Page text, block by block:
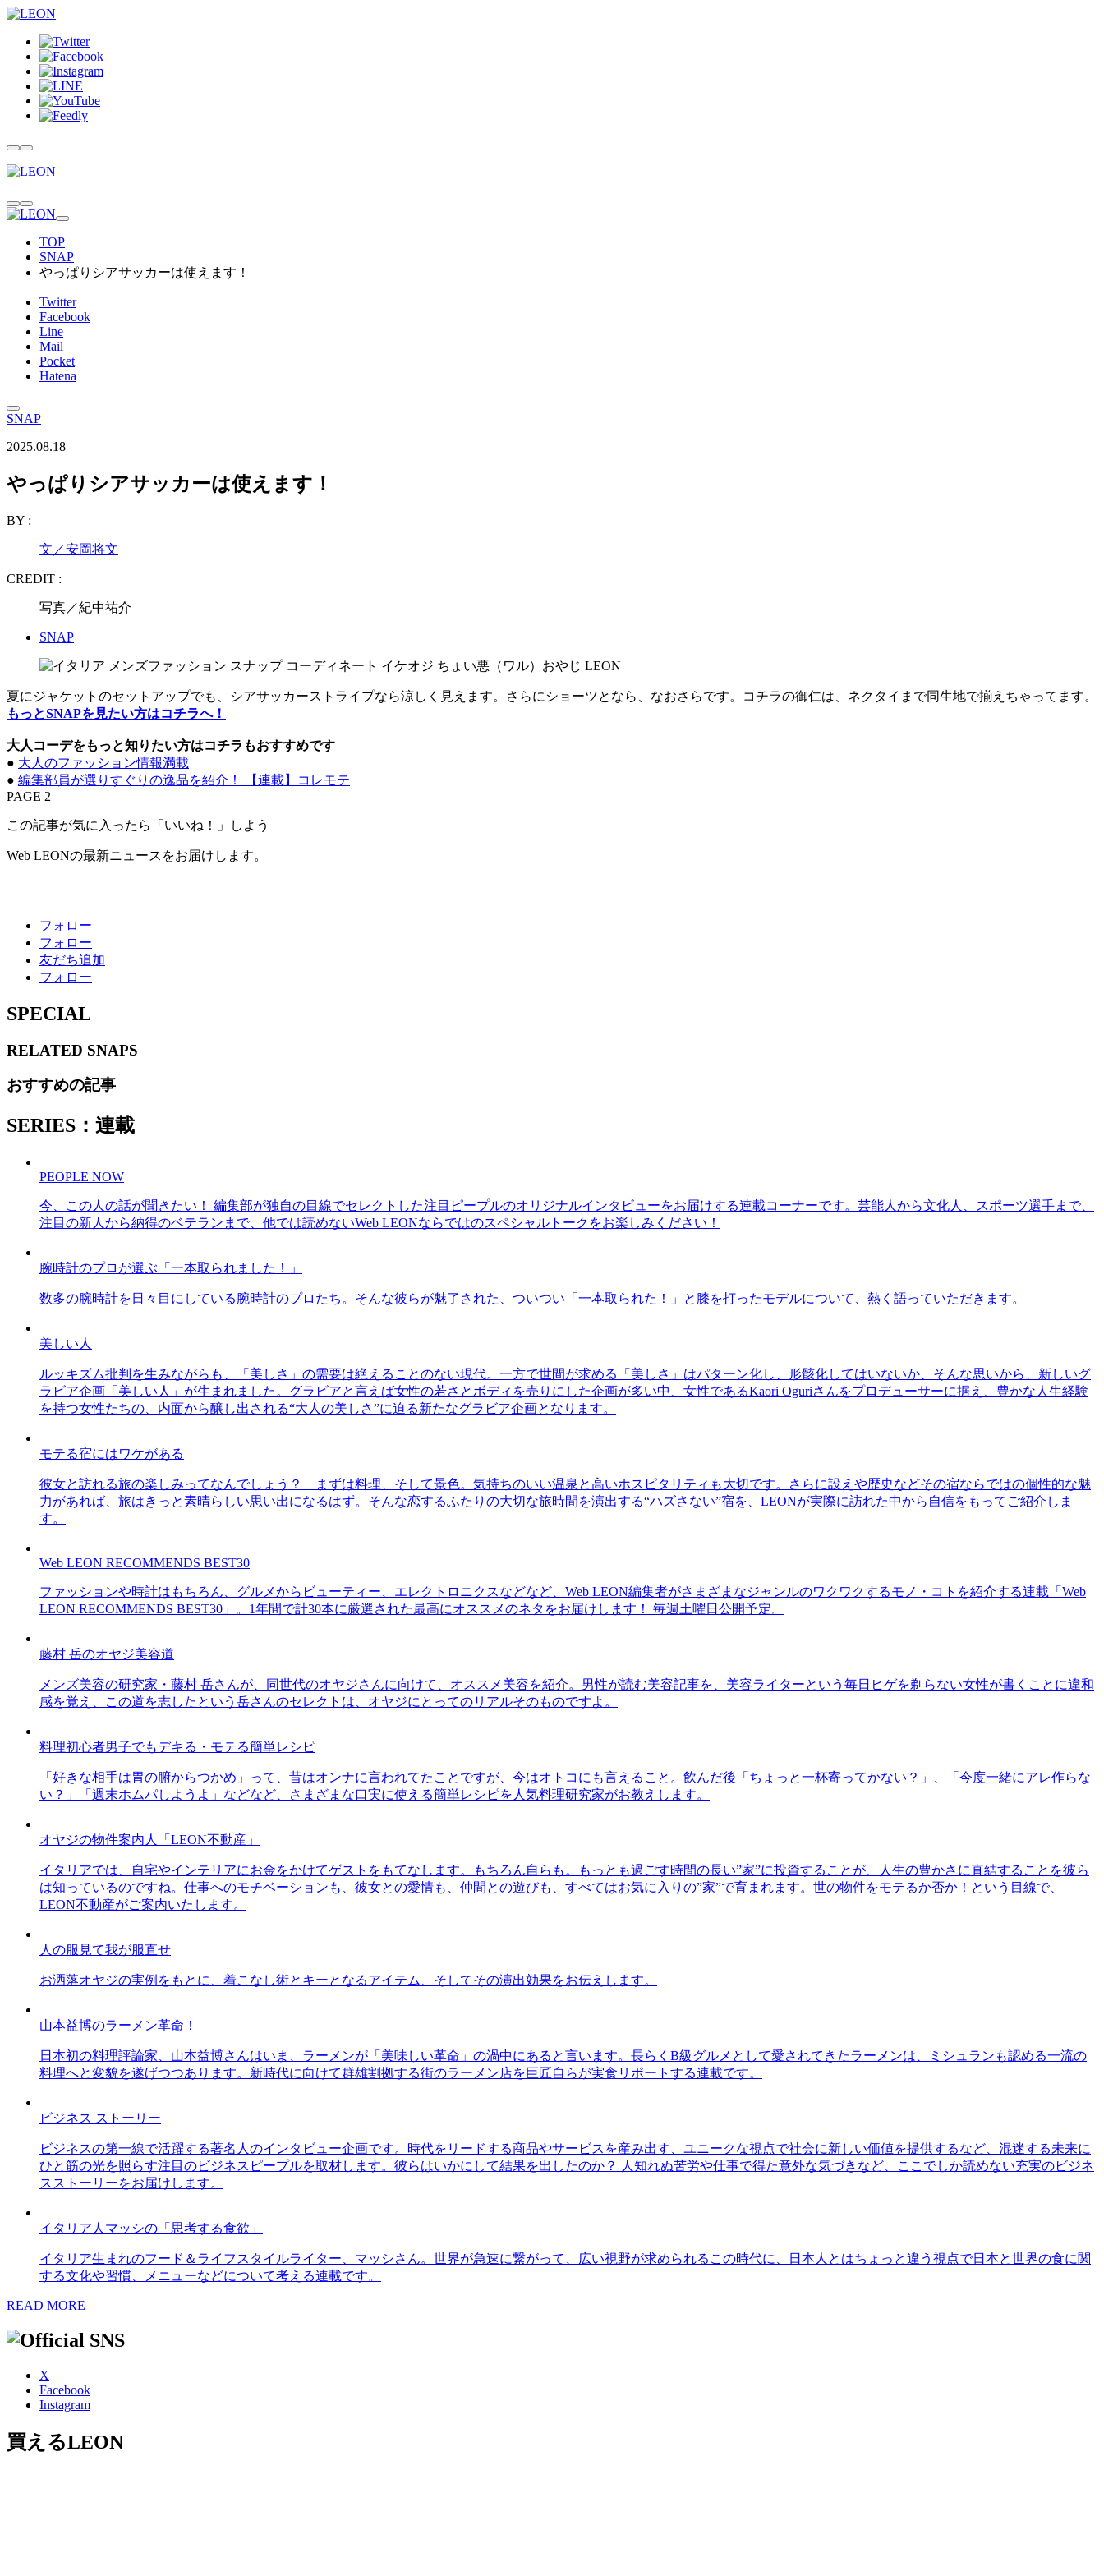
TOP
SNAP
やっぱりシアサッカーは使えます！
Twitter
Facebook
Line
Mail
Pocket
Hatena
SNAP
2025.08.18
やっぱりシアサッカーは使えます！
BY :
文／安岡将文
CREDIT :
写真／紀中祐介
SNAP
夏にジャケットのセットアップでも、シアサッカーストライプなら涼しく見えます。さらにショーツとなら、なおさらです。コチラの御仁は、ネクタイまで同生地で揃えちゃってます。
もっとSNAPを見たい方はコチラへ！
大人コーデをもっと知りたい方はコチラもおすすめです
● 大人のファッション情報満載
● 編集部員が選りすぐりの逸品を紹介！ 【連載】コレモテ
PAGE 2
この記事が気に入ったら「いいね！」しよう
Web LEONの最新ニュースをお届けします。
フォロー
フォロー
友だち追加
フォロー
SPECIAL
RELATED SNAPS
おすすめの記事
SERIES：連載
PEOPLE NOW
今、この人の話が聞きたい！ 編集部が独自の目線でセレクトした注目ピープルのオリジナルインタビューをお届けする連載コーナーです。芸能人から文化人、スポーツ選手まで、
注目の新人から納得のベテランまで、他では読めないWeb LEONならではのスペシャルトークをお楽しみください！
腕時計のプロが選ぶ「一本取られました！」
数多の腕時計を日々目にしている腕時計のプロたち。そんな彼らが魅了された、ついつい「一本取られた！」と膝を打ったモデルについて、熱く語っていただきます。
美しい人
ルッキズム批判を生みながらも、「美しさ」の需要は絶えることのない現代。一方で世間が求める「美しさ」はパターン化し、形骸化してはいないか、そんな思いから、新しいグ
ラビア企画「美しい人」が生まれました。グラビアと言えば女性の若さとボディを売りにした企画が多い中、女性であるKaori Oguriさんをプロデューサーに据え、豊かな人生経験
を持つ女性たちの、内面から醸し出される“大人の美しさ”に迫る新たなグラビア企画となります。
モテる宿にはワケがある
彼女と訪れる旅の楽しみってなんでしょう？ まずは料理、そして景色。気持ちのいい温泉と高いホスピタリティも大切です。さらに設えや歴史などその宿ならではの個性的な魅
力があれば、旅はきっと素晴らしい思い出になるはず。そんな恋するふたりの大切な旅時間を演出する“ハズさない”宿を、LEONが実際に訪れた中から自信をもってご紹介しま
す。
Web LEON RECOMMENDS BEST30
ファッションや時計はもちろん、グルメからビューティー、エレクトロニクスなどなど、Web LEON編集者がさまざまなジャンルのワクワクするモノ・コトを紹介する連載「Web
LEON RECOMMENDS BEST30」。1年間で計30本に厳選された最高にオススメのネタをお届けします！ 毎週土曜日公開予定。
藤村 岳のオヤジ美容道
メンズ美容の研究家・藤村 岳さんが、同世代のオヤジさんに向けて、オススメ美容を紹介。男性が読む美容記事を、美容ライターという毎日ヒゲを剃らない女性が書くことに違和
感を覚え、この道を志したという岳さんのセレクトは、オヤジにとってのリアルそのものですよ。
料理初心者男子でもデキる・モテる簡単レシピ
「好きな相手は胃の腑からつかめ」って、昔はオンナに言われてたことですが、今はオトコにも言えること。飲んだ後「ちょっと一杯寄ってかない？」、「今度一緒にアレ作らな
い？」「週末ホムパしようよ」などなど、さまざまな口実に使える簡単レシピを人気料理研究家がお教えします。
オヤジの物件案内人「LEON不動産」
イタリアでは、自宅やインテリアにお金をかけてゲストをもてなします。もちろん自らも。もっとも過ごす時間の長い”家”に投資することが、人生の豊かさに直結することを彼ら
は知っているのですね。仕事へのモチベーションも、彼女との愛情も、仲間との遊びも、すべてはお気に入りの”家”で育まれます。世の物件をモテるか否か！という目線で、
LEON不動産がご案内いたします。
人の服見て我が服直せ
お洒落オヤジの実例をもとに、着こなし術とキーとなるアイテム、そしてその演出効果をお伝えします。
山本益博のラーメン革命！
日本初の料理評論家、山本益博さんはいま、ラーメンが「美味しい革命」の渦中にあると言います。長らくB級グルメとして愛されてきたラーメンは、ミシュランも認める一流の
料理へと変貌を遂げつつあります。新時代に向けて群雄割拠する街のラーメン店を巨匠自らが実食リポートする連載です。
ビジネス ストーリー
ビジネスの第一線で活躍する著名人のインタビュー企画です。時代をリードする商品やサービスを産み出す、ユニークな視点で社会に新しい価値を提供するなど、混迷する未来に
ひと筋の光を照らす注目のビジネスピープルを取材します。彼らはいかにして結果を出したのか？ 人知れぬ苦労や仕事で得た意外な気づきなど、ここでしか読めない充実のビジネ
スストーリーをお届けします。
イタリア人マッシの「思考する食欲」
イタリア生まれのフード＆ライフスタイルライター、マッシさん。世界が急速に繋がって、広い視野が求められるこの時代に、日本人とはちょっと違う視点で日本と世界の食に関
する文化や習慣、メニューなどについて考える連載です。
READ MORE
X
Facebook
Instagram
買えるLEON